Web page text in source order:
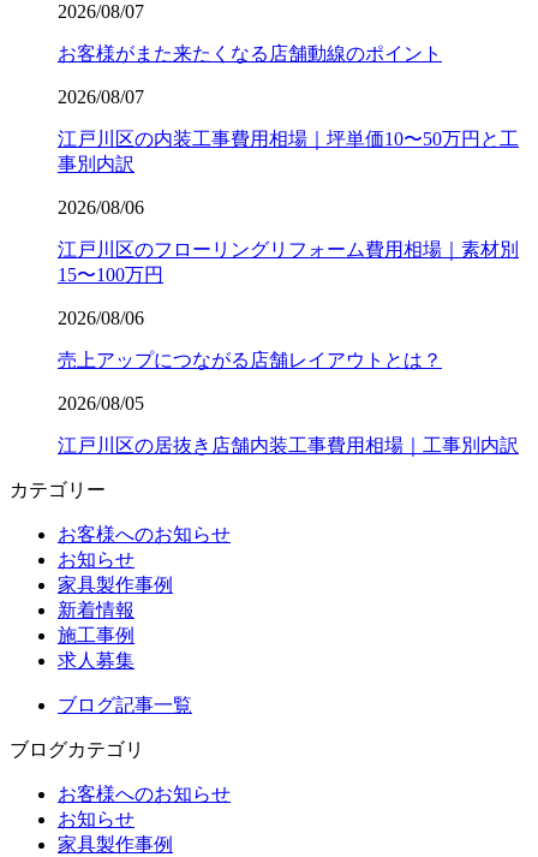
2026/08/07
お客様がまた来たくなる店舗動線のポイント
2026/08/07
江戸川区の内装工事費用相場｜坪単価10〜50万円と工
事別内訳
2026/08/06
江戸川区のフローリングリフォーム費用相場｜素材別
15〜100万円
2026/08/06
売上アップにつながる店舗レイアウトとは？
2026/08/05
江戸川区の居抜き店舗内装工事費用相場｜工事別内訳
カテゴリー
お客様へのお知らせ
お知らせ
家具製作事例
新着情報
施工事例
求人募集
ブログ記事一覧
ブログカテゴリ
お客様へのお知らせ
お知らせ
家具製作事例